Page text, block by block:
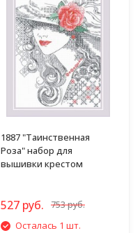
1887 "Таинственная
Роза" набор для
вышивки крестом
527 руб. 753 руб.
Осталась 1 шт.